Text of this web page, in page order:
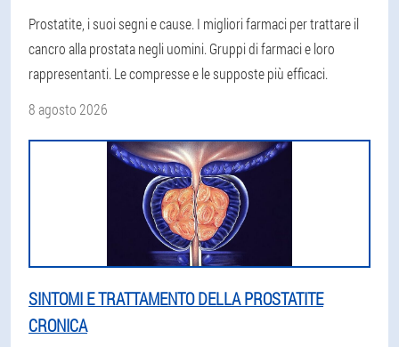
Prostatite, i suoi segni e cause. I migliori farmaci per trattare il
cancro alla prostata negli uomini. Gruppi di farmaci e loro
rappresentanti. Le compresse e le supposte più efficaci.
8 agosto 2026
SINTOMI E TRATTAMENTO DELLA PROSTATITE
CRONICA